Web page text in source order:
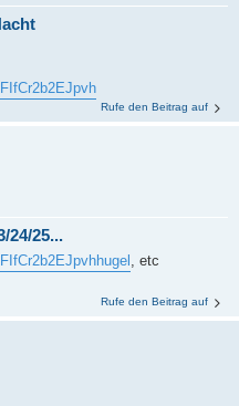
Rufe den Beitrag auf
24/25...
, etc
Rufe den Beitrag auf